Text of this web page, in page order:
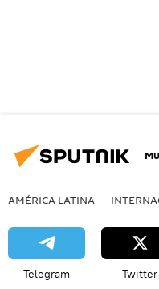
AMÉRICA LATINA
Telegram Twitter